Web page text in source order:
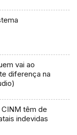
vai ao
diferença na
têm de
indevidas